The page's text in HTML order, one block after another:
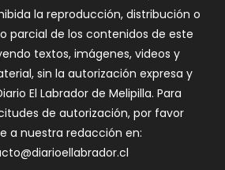
la reproducción, distribución o
parcial de los contenidos de este
textos, imágenes, videos y
sin la autorización expresa y
El Labrador de Melipilla. Para
de autorización, por favor
a nuestra redacción en: